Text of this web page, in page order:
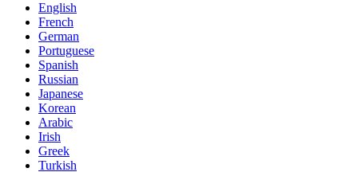
English
French
German
Portuguese
Spanish
Russian
Japanese
Korean
Arabic
Irish
Greek
Turkish